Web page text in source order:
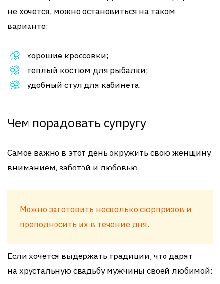
не хочется, можно остановиться на таком
варианте:
хорошие кроссовки;
теплый костюм для рыбалки;
удобный стул для кабинета.
Чем порадовать супругу
Самое важно в этот день окружить свою женщину
вниманием, заботой и любовью.
Можно заготовить несколько сюрпризов и
преподносить их в течение дня.
Если хочется выдержать традиции, что дарят
на хрустальную свадьбу мужчины своей любимой: